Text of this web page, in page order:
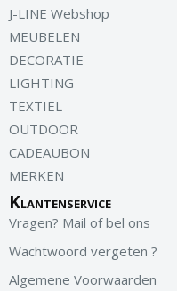
J-LINE Webshop
MEUBELEN
DECORATIE
LIGHTING
TEXTIEL
OUTDOOR
CADEAUBON
MERKEN
Klantenservice
Vragen? Mail of bel ons
Wachtwoord vergeten ?
Algemene Voorwaarden